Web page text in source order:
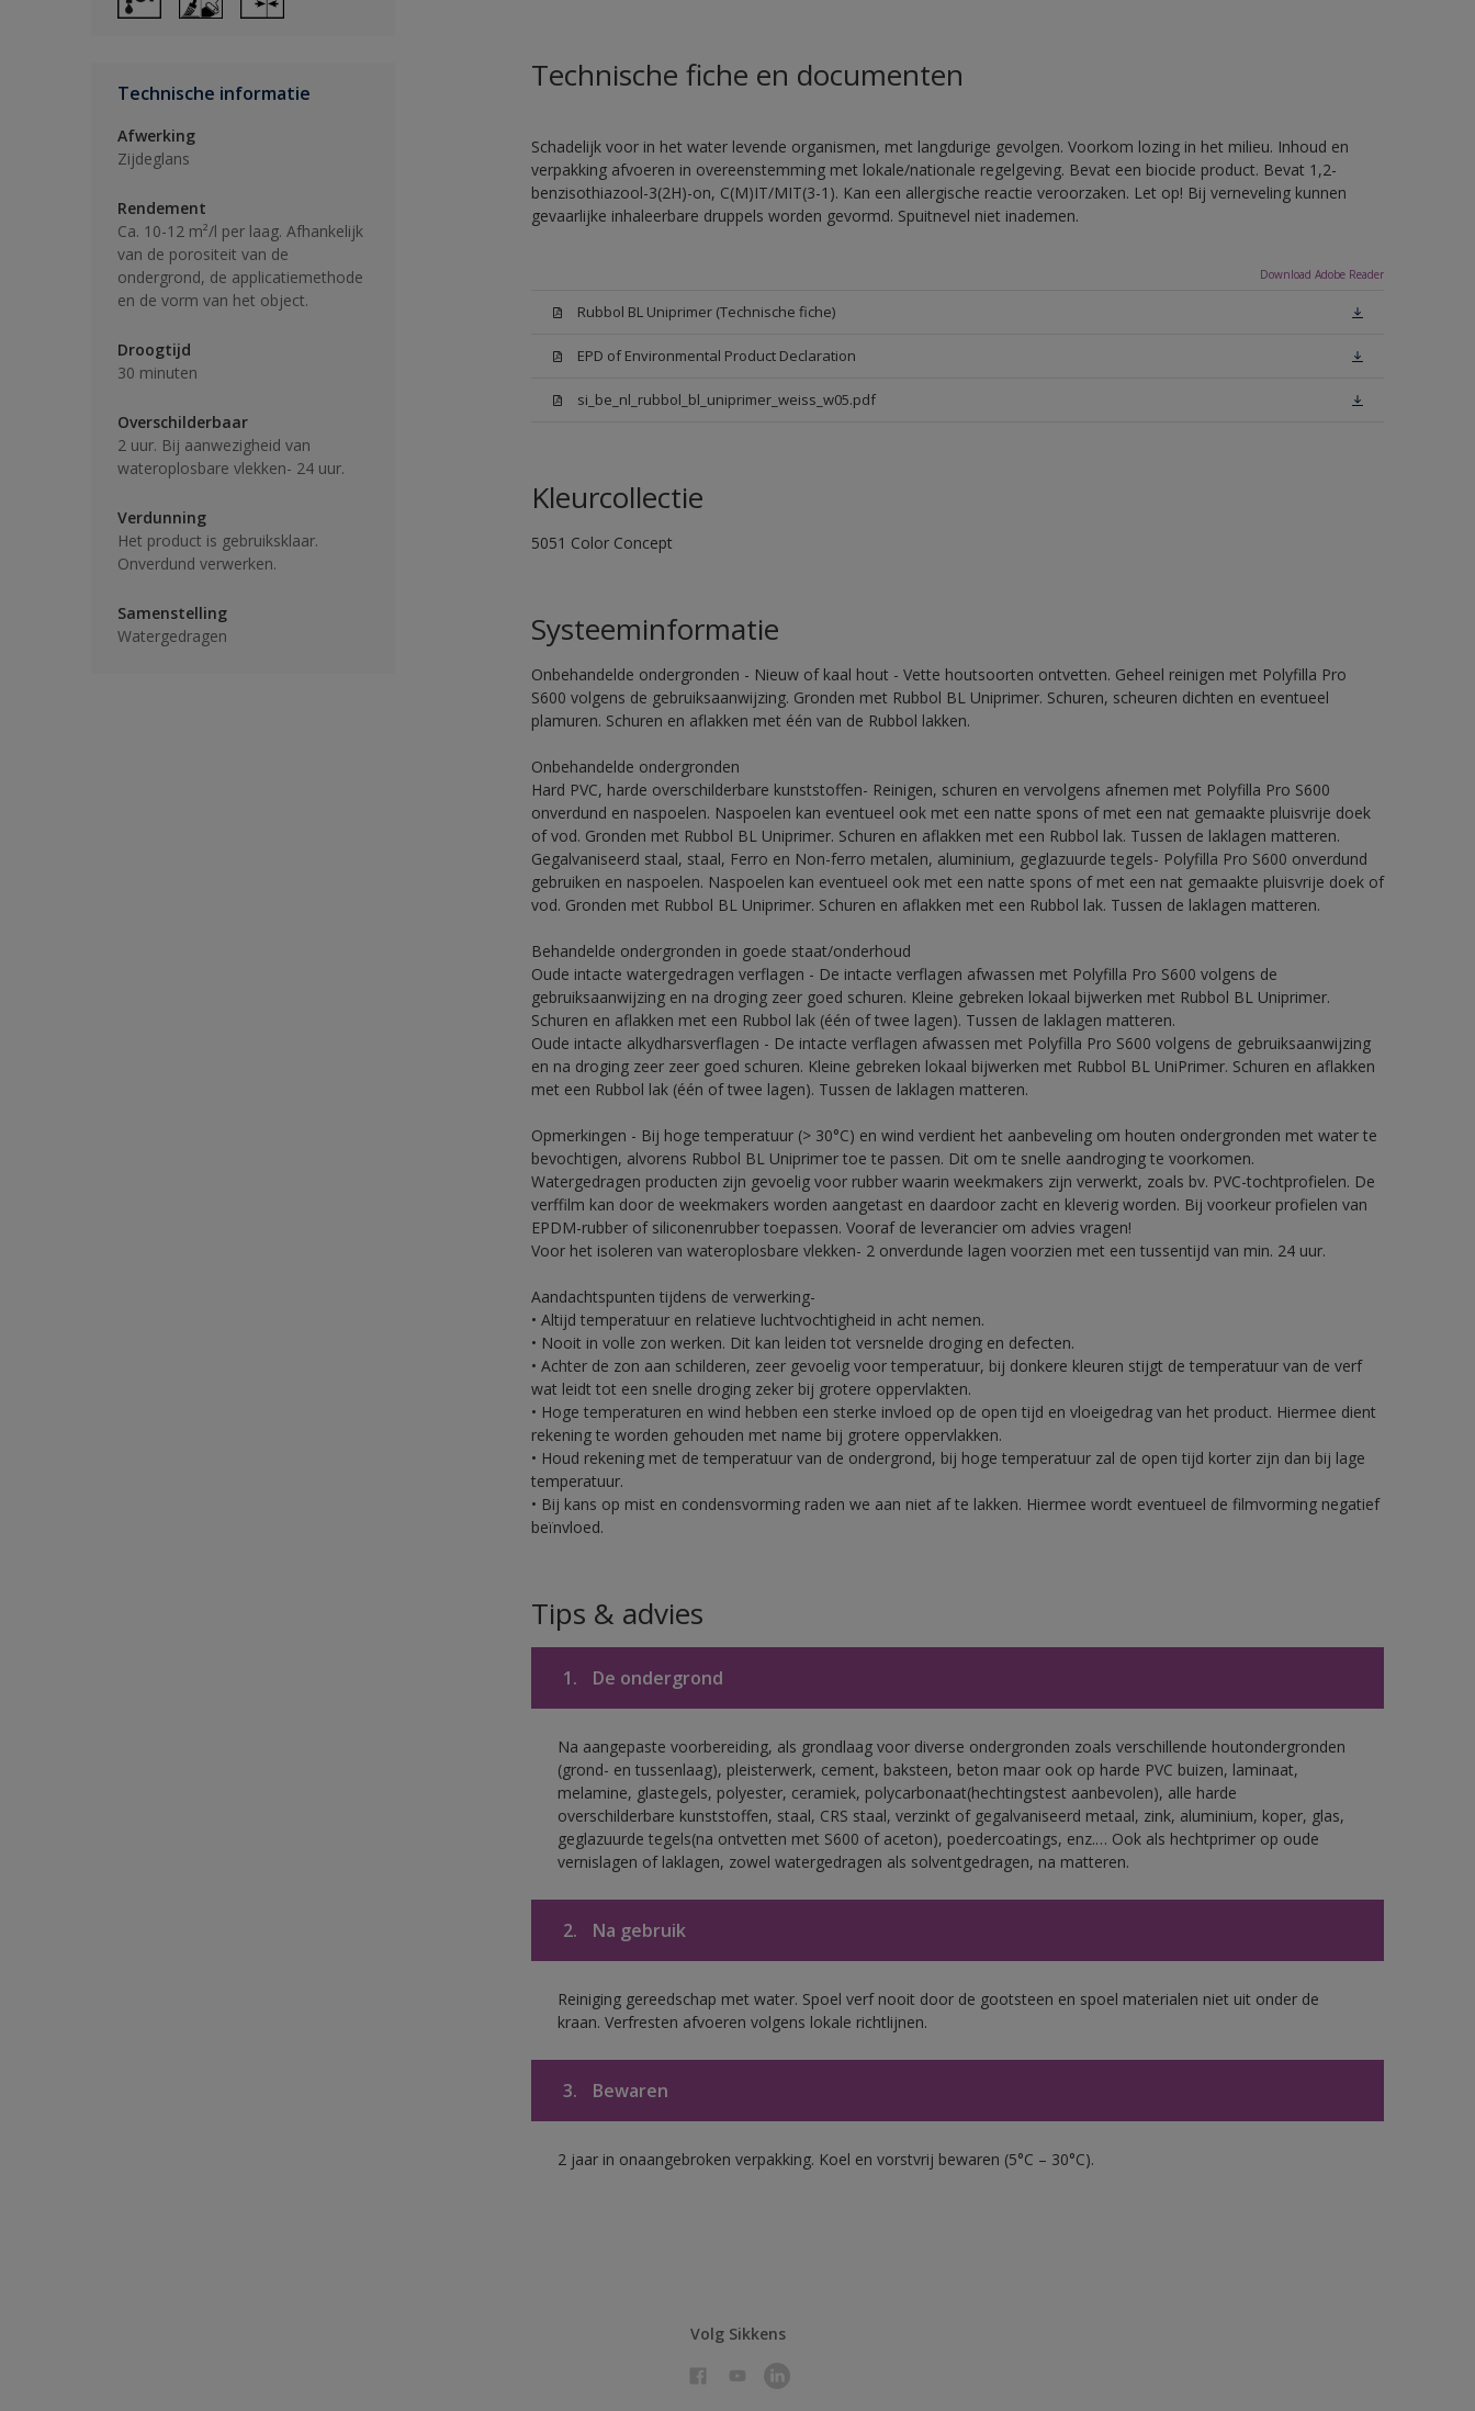
Technische informatie
Afwerking
Zijdeglans
Rendement
Ca. 10-12 m²/l per laag. Afhankelijk
van de porositeit van de
ondergrond, de applicatiemethode
en de vorm van het object.
Droogtijd
30 minuten
Overschilderbaar
2 uur. Bij aanwezigheid van
wateroplosbare vlekken- 24 uur.
Verdunning
Het product is gebruiksklaar.
Onverdund verwerken.
Samenstelling
Watergedragen
Technische fiche en documenten
Schadelijk voor in het water levende organismen, met langdurige gevolgen. Voorkom lozing in het milieu. Inhoud en
verpakking afvoeren in overeenstemming met lokale/nationale regelgeving. Bevat een biocide product. Bevat 1,2-
benzisothiazool-3(2H)-on, C(M)IT/MIT(3-1). Kan een allergische reactie veroorzaken. Let op! Bij verneveling kunnen
gevaarlijke inhaleerbare druppels worden gevormd. Spuitnevel niet inademen.
Download Adobe Reader
Rubbol BL Uniprimer (Technische fiche)
EPD of Environmental Product Declaration
si_be_nl_rubbol_bl_uniprimer_weiss_w05.pdf
Kleurcollectie
5051 Color Concept
Systeeminformatie
Onbehandelde ondergronden - Nieuw of kaal hout - Vette houtsoorten ontvetten. Geheel reinigen met Polyfilla Pro
S600 volgens de gebruiksaanwijzing. Gronden met Rubbol BL Uniprimer. Schuren, scheuren dichten en eventueel
plamuren. Schuren en aflakken met één van de Rubbol lakken.
Onbehandelde ondergronden
Hard PVC, harde overschilderbare kunststoffen- Reinigen, schuren en vervolgens afnemen met Polyfilla Pro S600
onverdund en naspoelen. Naspoelen kan eventueel ook met een natte spons of met een nat gemaakte pluisvrije doek
of vod. Gronden met Rubbol BL Uniprimer. Schuren en aflakken met een Rubbol lak. Tussen de laklagen matteren.
Gegalvaniseerd staal, staal, Ferro en Non-ferro metalen, aluminium, geglazuurde tegels- Polyfilla Pro S600 onverdund
gebruiken en naspoelen. Naspoelen kan eventueel ook met een natte spons of met een nat gemaakte pluisvrije doek of
vod. Gronden met Rubbol BL Uniprimer. Schuren en aflakken met een Rubbol lak. Tussen de laklagen matteren.
Behandelde ondergronden in goede staat/onderhoud
Oude intacte watergedragen verflagen - De intacte verflagen afwassen met Polyfilla Pro S600 volgens de
gebruiksaanwijzing en na droging zeer goed schuren. Kleine gebreken lokaal bijwerken met Rubbol BL Uniprimer.
Schuren en aflakken met een Rubbol lak (één of twee lagen). Tussen de laklagen matteren.
Oude intacte alkydharsverflagen - De intacte verflagen afwassen met Polyfilla Pro S600 volgens de gebruiksaanwijzing
en na droging zeer zeer goed schuren. Kleine gebreken lokaal bijwerken met Rubbol BL UniPrimer. Schuren en aflakken
met een Rubbol lak (één of twee lagen). Tussen de laklagen matteren.
Opmerkingen - Bij hoge temperatuur (> 30°C) en wind verdient het aanbeveling om houten ondergronden met water te
bevochtigen, alvorens Rubbol BL Uniprimer toe te passen. Dit om te snelle aandroging te voorkomen.
Watergedragen producten zijn gevoelig voor rubber waarin weekmakers zijn verwerkt, zoals bv. PVC-tochtprofielen. De
verffilm kan door de weekmakers worden aangetast en daardoor zacht en kleverig worden. Bij voorkeur profielen van
EPDM-rubber of siliconenrubber toepassen. Vooraf de leverancier om advies vragen!
Voor het isoleren van wateroplosbare vlekken- 2 onverdunde lagen voorzien met een tussentijd van min. 24 uur.
Aandachtspunten tijdens de verwerking-
• Altijd temperatuur en relatieve luchtvochtigheid in acht nemen.
• Nooit in volle zon werken. Dit kan leiden tot versnelde droging en defecten.
• Achter de zon aan schilderen, zeer gevoelig voor temperatuur, bij donkere kleuren stijgt de temperatuur van de verf
wat leidt tot een snelle droging zeker bij grotere oppervlakten.
• Hoge temperaturen en wind hebben een sterke invloed op de open tijd en vloeigedrag van het product. Hiermee dient
rekening te worden gehouden met name bij grotere oppervlakken.
• Houd rekening met de temperatuur van de ondergrond, bij hoge temperatuur zal de open tijd korter zijn dan bij lage
temperatuur.
• Bij kans op mist en condensvorming raden we aan niet af te lakken. Hiermee wordt eventueel de filmvorming negatief
beïnvloed.
Tips & advies
1. De ondergrond
Na aangepaste voorbereiding, als grondlaag voor diverse ondergronden zoals verschillende houtondergronden
(grond- en tussenlaag), pleisterwerk, cement, baksteen, beton maar ook op harde PVC buizen, laminaat,
melamine, glastegels, polyester, ceramiek, polycarbonaat(hechtingstest aanbevolen), alle harde
overschilderbare kunststoffen, staal, CRS staal, verzinkt of gegalvaniseerd metaal, zink, aluminium, koper, glas,
geglazuurde tegels(na ontvetten met S600 of aceton), poedercoatings, enz.… Ook als hechtprimer op oude
vernislagen of laklagen, zowel watergedragen als solventgedragen, na matteren.
2. Na gebruik
Reiniging gereedschap met water. Spoel verf nooit door de gootsteen en spoel materialen niet uit onder de
kraan. Verfresten afvoeren volgens lokale richtlijnen.
3. Bewaren
2 jaar in onaangebroken verpakking. Koel en vorstvrij bewaren (5°C – 30°C).
Volg Sikkens